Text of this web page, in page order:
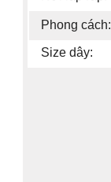
Phong cách:
Size dây: